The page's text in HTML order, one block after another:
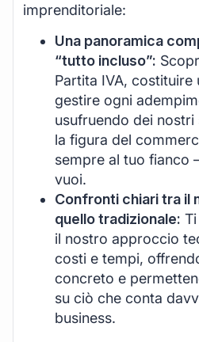
imprenditoriale:
Una panoramica
“tutto incluso”:
Partita IVA, costituire
gestire ogni
usufruendo dei
la figura del
sempre al tuo fianco
vuoi.
Confronti chiari tra il
quello tradizionale:
il nostro approccio
costi e tempi,
concreto e
su ciò che conta
business.